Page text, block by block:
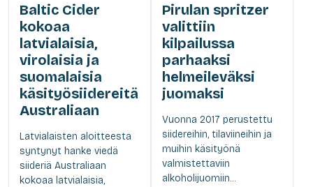
Baltic Cider
kokoaa
latvialaisia,
virolaisia ja
suomalaisia
käsityösiidereitä
Australiaan
Latvialaisten aloitteesta
syntynyt hanke viedä
siideriä Australiaan
kokoaa latvialaisia,
Pirulan spritzer
valittiin
kilpailussa
parhaaksi
helmeileväksi
juomaksi
Vuonna 2017 perustettu
siidereihin, tilaviineihin ja
muihin käsityönä
valmistettaviin
alkoholijuomiin...